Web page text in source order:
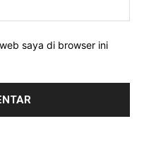
saya di browser ini